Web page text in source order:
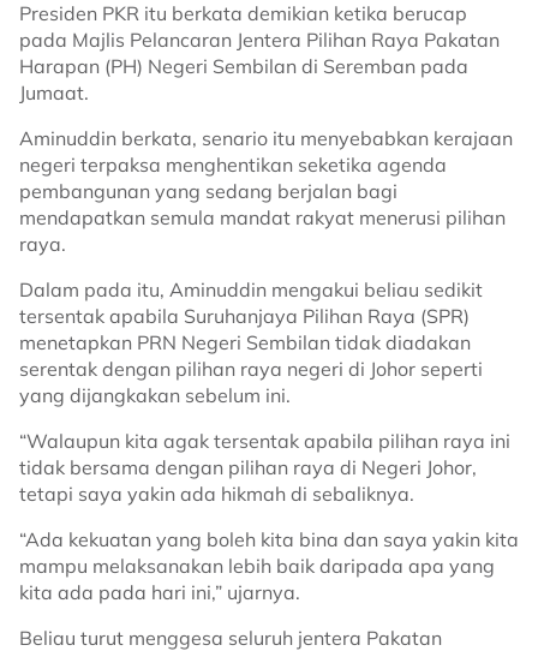
Presiden PKR itu berkata demikian ketika berucap
pada Majlis Pelancaran Jentera Pilihan Raya Pakatan
Harapan (PH) Negeri Sembilan di Seremban pada
Jumaat.
Aminuddin berkata, senario itu menyebabkan kerajaan
negeri terpaksa menghentikan seketika agenda
pembangunan yang sedang berjalan bagi
mendapatkan semula mandat rakyat menerusi pilihan
raya.
Dalam pada itu, Aminuddin mengakui beliau sedikit
tersentak apabila Suruhanjaya Pilihan Raya (SPR)
menetapkan PRN Negeri Sembilan tidak diadakan
serentak dengan pilihan raya negeri di Johor seperti
yang dijangkakan sebelum ini.
“Walaupun kita agak tersentak apabila pilihan raya ini
tidak bersama dengan pilihan raya di Negeri Johor,
tetapi saya yakin ada hikmah di sebaliknya.
“Ada kekuatan yang boleh kita bina dan saya yakin kita
mampu melaksanakan lebih baik daripada apa yang
kita ada pada hari ini,” ujarnya.
Beliau turut menggesa seluruh jentera Pakatan